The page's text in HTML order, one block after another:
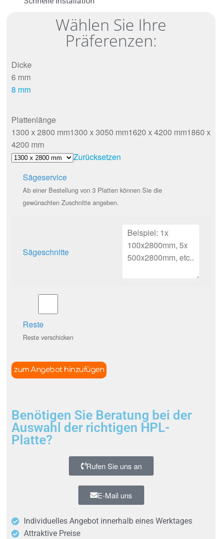
Wählen Sie Ihre
Präferenzen:
Dicke
6 mm
8 mm
Plattenlänge
1300 x 2800 mm1300 x 3050 mm1620 x 4200 mm1860 x
4200 mm
Zurücksetzen
Sägeservice
Ab einer Bestellung von 3 Platten können Sie die
gewünschten Zuschnitte angeben.
Sägeschnitte
Reste
Reste verschicken
zum Angebot hinzufügen
Benötigen Sie Beratung bei der
Auswahl der richtigen HPL-
Platte?
Rufen Sie uns an
E-Mail uns
Individuelles Angebot innerhalb eines Werktages
Attraktive Preise